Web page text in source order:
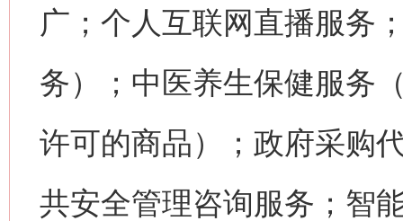
广；个人互联网直播服务
务）；中医养生保健服务
许可的商品）；政府采购
共安全管理咨询服务；智